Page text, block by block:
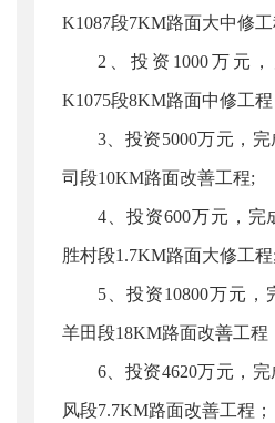
K1087段7KM路面大中修工
2、投资1000万元，
K1075段8KM路面中修工程
3、投资5000万元，
司段10KM路面改善工程;
4、投资600万元，完
胜村段1.7KM路面大修工程;
5、投资10800万元，
羊田段18KM路面改善工程
6、投资4620万元，
风段7.7KM路面改善工程；